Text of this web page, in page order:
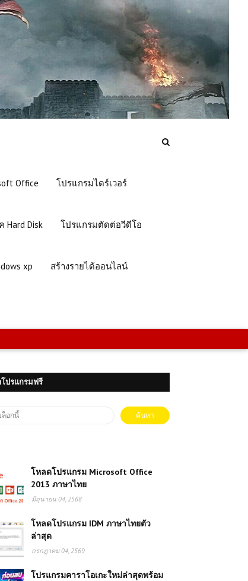
Office โปรแกรมไดร์เวอร์
Hard Disk โปรแกรมตัดต่อวีดีโอ
xp สร้างรายได้ออนไลน์
ปรแกรมฟรี
โหลดโปรแกรม Microsoft Office
2013 ภาษาไทย
มิถุนายน 04, 2568
โหลดโปรแกรม IDM ภาษาไทยตัว
ล่าสุด
กรกฎาคม 04, 2569
โปรแกรมคาราโอเกะใหม่ล่าสุดพร้อม